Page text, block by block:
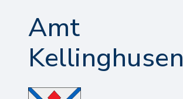
Amt
Kellinghusen